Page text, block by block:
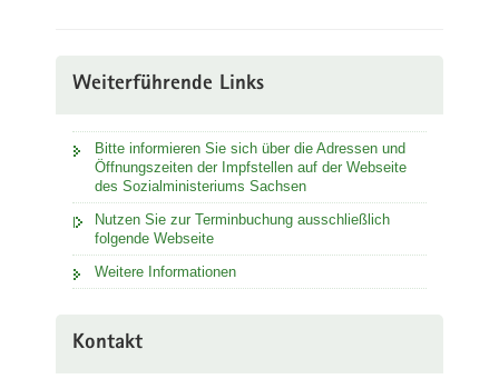
Weiterführende Links
Bitte informieren Sie sich über die Adressen und
Öffnungszeiten der Impfstellen auf der Webseite
des Sozialministeriums Sachsen
Nutzen Sie zur Terminbuchung ausschließlich
folgende Webseite
Weitere Informationen
Kontakt